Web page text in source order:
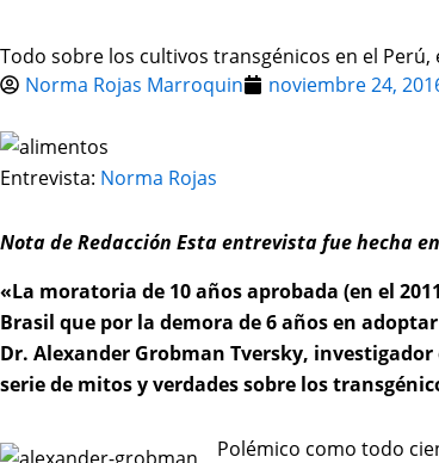
Todo sobre los cultivos transgénicos en el
Norma Rojas Marroquin
noviembre 24,
Entrevista: Norma Rojas
Nota de Redacción Esta entrevista fue hecha
«La moratoria de 10 años aprobada (en el
Brasil que por la demora de 6 años en
Dr. Alexander Grobman Tversky,
serie de mitos y verdades sobre los
Polémico como todo